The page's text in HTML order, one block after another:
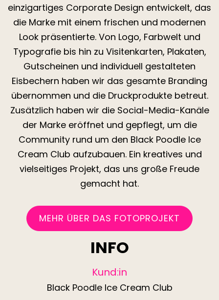
einzigartiges Corporate Design entwickelt, das
die Marke mit einem frischen und modernen
Look präsentierte. Von Logo, Farbwelt und
Typografie bis hin zu Visitenkarten, Plakaten,
Gutscheinen und individuell gestalteten
Eisbechern haben wir das gesamte Branding
übernommen und die Druckprodukte betreut.
Zusätzlich haben wir die Social-Media-Kanäle
der Marke eröffnet und gepflegt, um die
Community rund um den Black Poodle Ice
Cream Club aufzubauen. Ein kreatives und
vielseitiges Projekt, das uns große Freude
gemacht hat.
MEHR ÜBER DAS FOTOPROJEKT
INFO
Kund:in
Black Poodle Ice Cream Club